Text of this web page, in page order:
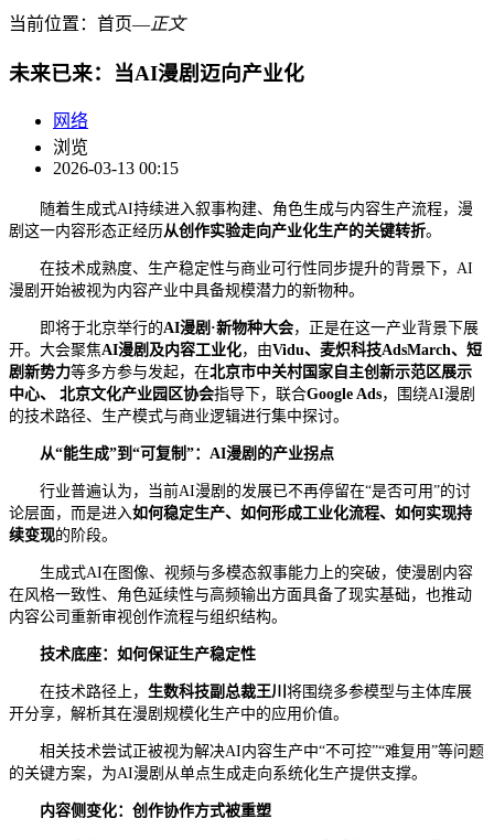
当前位置： 首页―正文
未来已来：当AI漫剧迈向产业化
网络
浏览
2026-03-13 00:15
随着生成式AI持续进入叙事构建、角色生成与内容生产流程，漫
剧这一内容形态正经历从创作实验走向产业化生产的关键转折。
在技术成熟度、生产稳定性与商业可行性同步提升的背景下，AI
漫剧开始被视为内容产业中具备规模潜力的新物种。
即将于北京举行的AI漫剧·新物种大会，正是在这一产业背景下展
开。大会聚焦AI漫剧及内容工业化，由Vidu、麦炽科技AdsMarch、短
剧新势力等多方参与发起，在北京市中关村国家自主创新示范区展示
中心、 北京文化产业园区协会指导下，联合Google Ads，围绕AI漫剧
的技术路径、生产模式与商业逻辑进行集中探讨。
从“能生成”到“可复制”：AI漫剧的产业拐点
行业普遍认为，当前AI漫剧的发展已不再停留在“是否可用”的讨
论层面，而是进入如何稳定生产、如何形成工业化流程、如何实现持
续变现的阶段。
生成式AI在图像、视频与多模态叙事能力上的突破，使漫剧内容
在风格一致性、角色延续性与高频输出方面具备了现实基础，也推动
内容公司重新审视创作流程与组织结构。
技术底座：如何保证生产稳定性
在技术路径上， 生数科技副总裁王川 将围绕多参模型与主体库展
开分享，解析其在漫剧规模化生产中的应用价值。
相关技术尝试正被视为解决AI内容生产中“不可控”“难复用”等问题
的关键方案，为AI漫剧从单点生成走向系统化生产提供支撑。
内容侧变化：创作协作方式被重塑